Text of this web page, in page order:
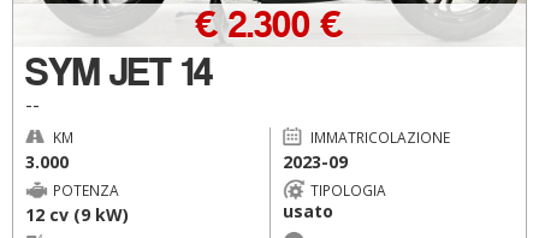
SYM JET 14
--
€ 2.300 €
KM
3.000
IMMATRICOLAZIONE
2023-09
POTENZA
12 cv (9 kW)
TIPOLOGIA
usato